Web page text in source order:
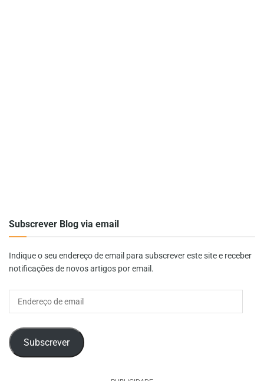
Subscrever Blog via email
Indique o seu endereço de email para subscrever este site e receber
notificações de novos artigos por email.
Subscrever